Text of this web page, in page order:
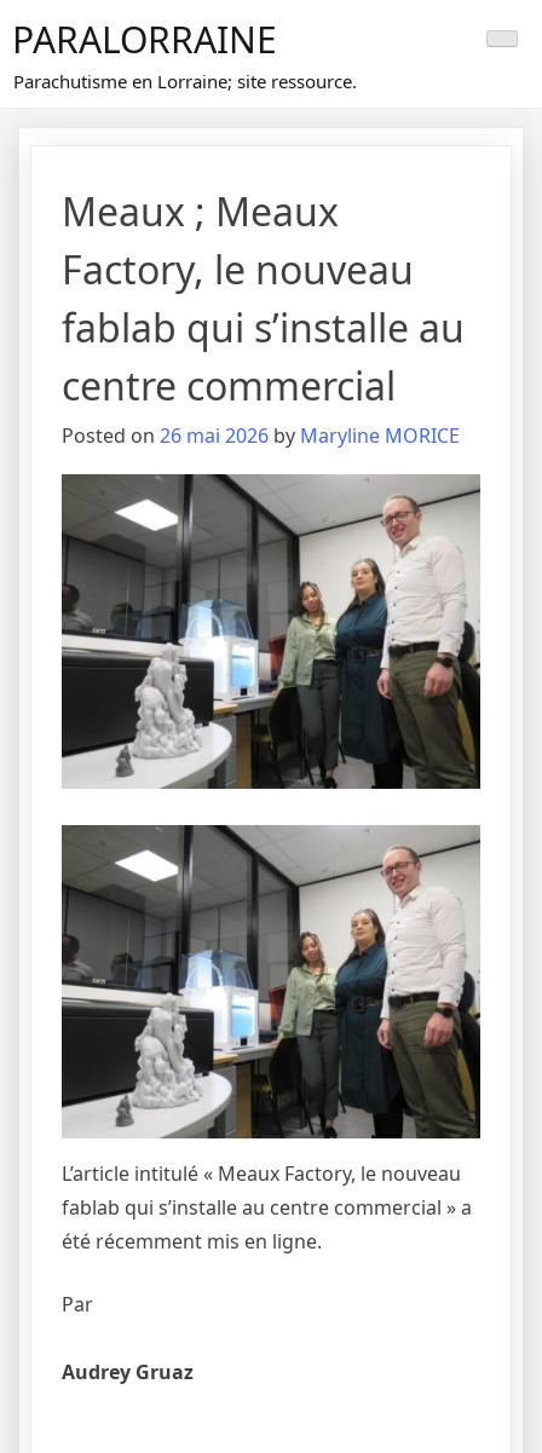
content
PARALORRAINE
Parachutisme en Lorraine; site ressource.
Meaux ; Meaux
Factory, le nouveau
fablab qui s’installe au
centre commercial
Posted on 26 mai 2026 by Maryline MORICE
L’article intitulé « Meaux Factory, le nouveau
fablab qui s’installe au centre commercial » a
été récemment mis en ligne.
Par
Audrey Gruaz